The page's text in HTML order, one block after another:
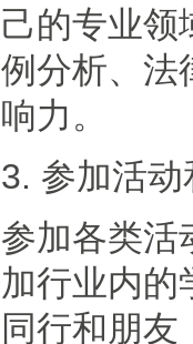
己的专业领
例分析、法
响力。
3. 参加活
参加各类活
加行业内的
同行和朋